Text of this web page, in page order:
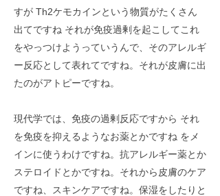
すが Th2ケモカインという物質がたくさん
出てですね それが免疫過剰を起こしてこれ
をやっつけようっていうんで、そのアレルギ
ー反応として表れてですね。それが皮膚に出
たのがアトピーですね。
現代学では、免疫の過剰反応ですから それ
を免疫を抑えるようなお薬とかですね をメ
インに使うわけですね。抗アレルギー薬とか
ステロイドとかですね。それから皮膚のケア
ですね、スキンケアですね。保湿をしたりと